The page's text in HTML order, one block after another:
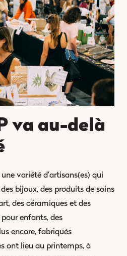
va au-delà
variété d'artisans(es) qui
bijoux, des produits de soins
des céramiques et des
enfants, des
encore, fabriqués
ont lieu au printemps, à